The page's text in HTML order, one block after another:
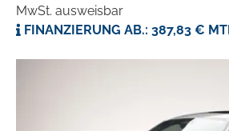
MwSt. ausweisbar
FINANZIERUNG AB.: 387,83 €